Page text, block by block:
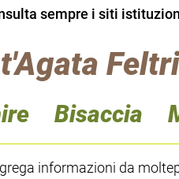
sempre i siti
Bisaccia
informazioni da